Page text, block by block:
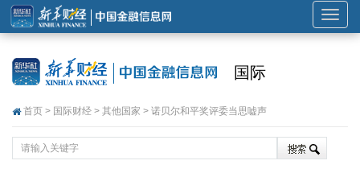
展
开
国际
首页 > 国际财经 > 其他国家 > 诺贝尔和平奖评委当思嘘声